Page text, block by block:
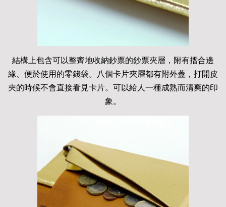
結構上包含可以整齊地收納鈔票的鈔票夾層，附有摺合邊
緣、便於使用的零錢袋。八個卡片夾層都有附外蓋，打開皮
夾的時候不會直接看見卡片。可以給人一種成熟而清爽的印
象。